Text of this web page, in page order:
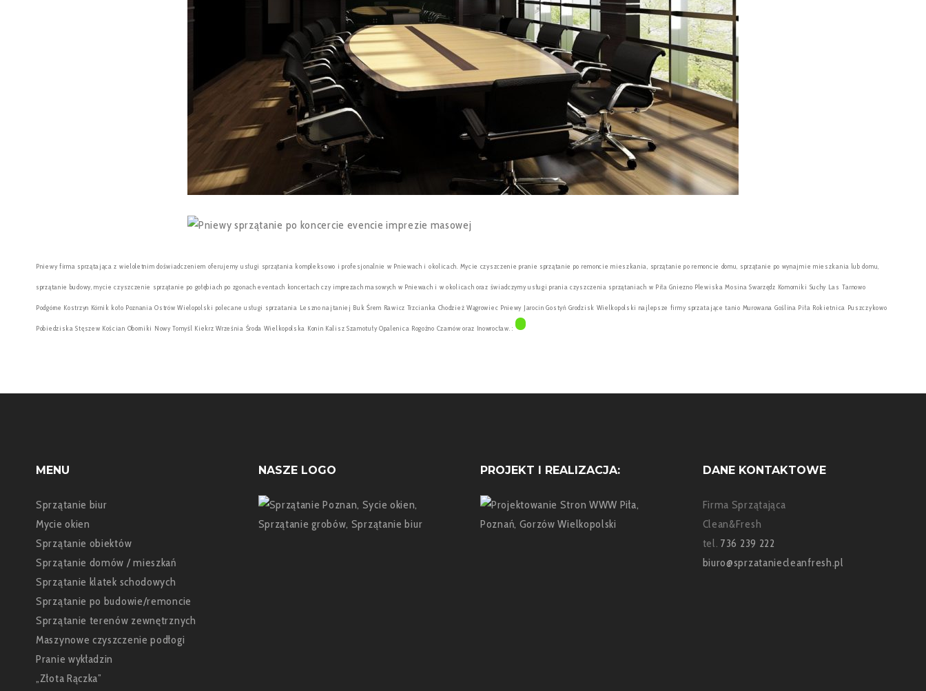
Pniewy firma sprzątająca z wieloletnim doświadczeniem oferujemy usługi sprzątania kompleksowo i profesjonalnie w Pniewach i okolicach. Mycie czyszczenie pranie sprzątanie po remoncie mieszkania, sprzątanie po remoncie domu, sprzątanie po wynajmie mieszkania lub domu,
sprzątanie budowy, mycie czyszczenie sprzątanie po gołębiach po zgonach eventach koncertach czy imprezach masowych w Pniewach i w okolicach oraz świadczymy usługi prania czyszczenia sprzątaniach w Piła Gniezno Plewiska Mosina Swarzędz Komorniki Suchy Las Tarnowo
Podgórne Kostrzyn Kórnik koło Poznania Ostrów Wielopolski polecane usługi sprzatania Leszno najtaniej Buk Śrem Rawicz Trzcianka Chodzież Wągrowiec Pniewy Jarocin Gostyń Grodzisk Wielkopolski najlepsze firmy sprzatające tanio Murowana Goślina Piła Rokietnica Puszczykowo
Pobiedziska Stęszew Kościan Oborniki Nowy Tomyśl Kiekrz Września Środa Wielkopolska Konin Kalisz Szamotuły Opalenica Rogoźno Czarnów oraz Inowrocław. :
MENU
Sprzątanie biur
Mycie okien
Sprzątanie obiektów
Sprzątanie domów / mieszkań
Sprzątanie klatek schodowych
Sprzątanie po budowie/remoncie
Sprzątanie terenów zewnętrznych
Maszynowe czyszczenie podłogi
Pranie wykładzin
„Złota Rączka”
NASZE LOGO PROJEKT I REALIZACJA: DANE KONTAKTOWE
Firma Sprzątająca
Clean&Fresh
tel. 736 239 222
biuro@sprzataniecleanfresh.pl